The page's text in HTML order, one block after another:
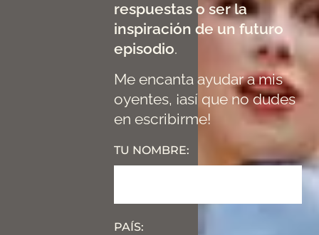
respuestas o ser la
inspiración de un futuro
episodio.
Me encanta ayudar a mis
oyentes, ¡así que no dudes
en escribirme!
TU NOMBRE:
PAÍS: